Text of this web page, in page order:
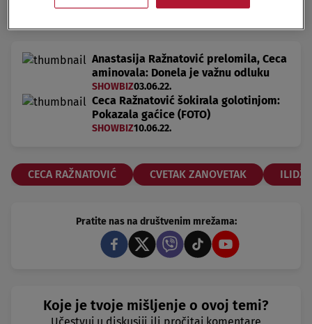
id="3763799"]
Anastasija Ražnatović prelomila, Ceca
aminovala: Donela je važnu odluku
SHOWBIZ03.06.22.
Ceca Ražnatović šokirala golotinjom:
Pokazala gaćice (FOTO)
SHOWBIZ10.06.22.
CECA RAŽNATOVIĆ CVETAK ZANOVETAK ILIDŽA
Pratite nas na društvenim mrežama:
Koje je tvoje mišljenje o ovoj temi?